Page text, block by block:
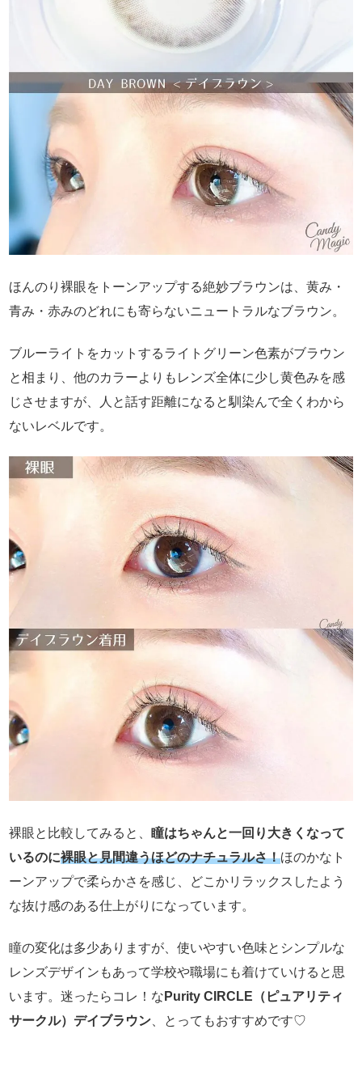
ほんのり裸眼をトーンアップする絶妙ブラウンは、黄み・
青み・赤みのどれにも寄らないニュートラルなブラウン。
ブルーライトをカットするライトグリーン色素がブラウン
と相まり、他のカラーよりもレンズ全体に少し黄色みを感
じさせますが、人と話す距離になると馴染んで全くわから
ないレベルです。
裸眼と比較してみると、
瞳はちゃんと一回り大きくなって
いるのに裸眼と見間違うほどのナチュラルさ！ほのかなト
ーンアップで柔らかさを感じ、どこかリラックスしたよう
な抜け感のある仕上がりになっています。
瞳の変化は多少ありますが、使いやすい色味とシンプルな
レンズデザインもあって学校や職場にも着けていけると思
います。迷ったらコレ！な Purity CIRCLE（ピュアリティ
サークル）デイブラウン、とってもおすすめです♡